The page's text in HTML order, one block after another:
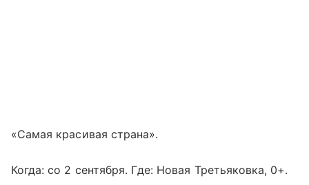
«Самая красивая страна».
Когда: со 2 сентября. Где: Новая Третьяковка, 0+.